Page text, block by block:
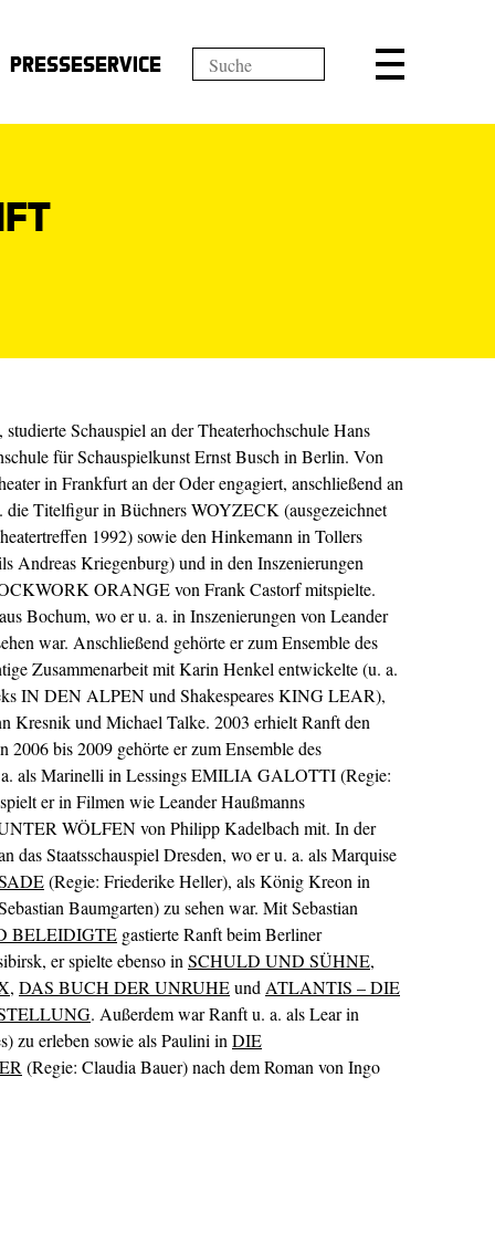
Presseservice
Schauspiel an der Theaterhochschule Hans
für Schauspielkunst Ernst Busch in Berlin. Von
in Frankfurt an der Oder engagiert, anschließend an
die Titelfigur in Büchners WOYZECK (ausgezeichnet
1992) sowie den Hinkemann in Tollers
Andreas Kriegenburg) und in den Inszenierungen
ORANGE von Frank Castorf mitspielte.
Bochum, wo er u. a. in Inszenierungen von Leander
war. Anschließend gehörte er zum Ensemble des
Zusammenarbeit mit Karin Henkel entwickelte (u. a.
IN DEN ALPEN und Shakespeares KING LEAR),
Kresnik und Michael Talke. 2003 erhielt Ranft den
bis 2009 gehörte er zum Ensemble des
a. als Marinelli in Lessings EMILIA GALOTTI (Regie:
er in Filmen wie Leander Haußmanns
WÖLFEN von Philipp Kadelbach mit. In der
das Staatsschauspiel Dresden, wo er u. a. als Marquise
(Regie: Friederike Heller), als König Kreon in
Baumgarten) zu sehen war. Mit Sebastian
BELEIDIGTE gastierte Ranft beim Berliner
er spielte ebenso in SCHULD UND SÜHNE,
, DAS BUCH DER UNRUHEund ATLANTIS – DIE
. Außerdem war Ranft u. a. als Lear in
zu erleben sowie als Paulini in DIE
(Regie: Claudia Bauer) nach dem Roman von Ingo